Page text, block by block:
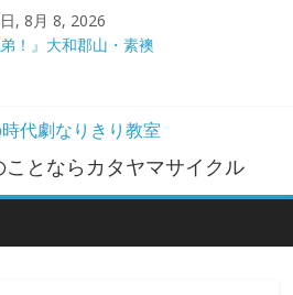
, 8月 8, 2026
弟！』大和郡山・素襖
城（『豊臣兄弟！』企画）
会・2026年ＧＷ
とならカタヤマサイクル